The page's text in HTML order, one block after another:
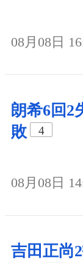
08月08日
朗希6回2
敗
4
08月08日
吉田正尚